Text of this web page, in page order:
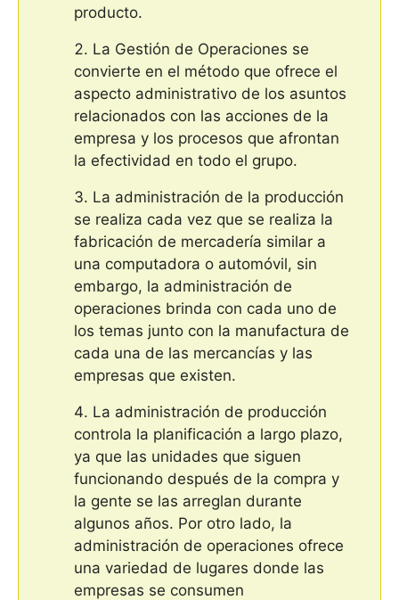
producto.
La Gestión de Operaciones se
convierte en el método que ofrece el
aspecto administrativo de los asuntos
relacionados con las acciones de la
empresa y los procesos que afrontan
la efectividad en todo el grupo.
La administración de la producción
se realiza cada vez que se realiza la
fabricación de mercadería similar a
una computadora o automóvil, sin
embargo, la administración de
operaciones brinda con cada uno de
los temas junto con la manufactura de
cada una de las mercancías y las
empresas que existen.
La administración de producción
controla la planificación a largo plazo,
ya que las unidades que siguen
funcionando después de la compra y
la gente se las arreglan durante
algunos años. Por otro lado, la
administración de operaciones ofrece
una variedad de lugares donde las
empresas se consumen